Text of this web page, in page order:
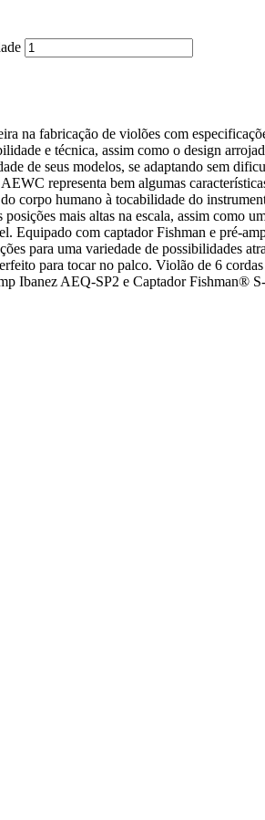
na fabricação de violões com
e técnica, assim como o design
de seus modelos, se adaptando sem
representa bem algumas
corpo humano à tocabilidade do
mais altas na escala, assim como
Equipado com captador Fishman e pré-
para uma variedade de possibilidades
para tocar no palco. Violão de 6
Ibanez AEQ-SP2 e Captador Fishman®